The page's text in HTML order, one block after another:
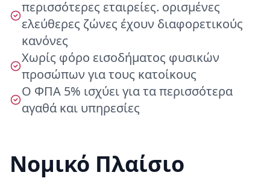
περισσότερες εταιρείες. ορισμένες
ελεύθερες ζώνες έχουν διαφορετικούς
κανόνες
Χωρίς φόρο εισοδήματος φυσικών
προσώπων για τους κατοίκους
Ο ΦΠΑ 5% ισχύει για τα περισσότερα
αγαθά και υπηρεσίες
Νομικό Πλαίσιο